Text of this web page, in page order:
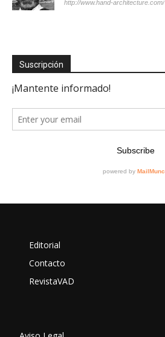
http://www.hand-architecture.com/
Suscripción
Editorial
Contacto
RevistaVAD